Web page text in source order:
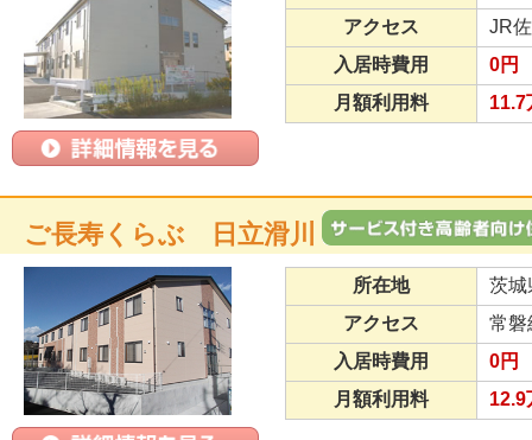
アクセス
JR
入居時費用
0円
月額利用料
11.7
ご長寿くらぶ 日立滑川
所在地
茨城
アクセス
常磐
入居時費用
0円
月額利用料
12.9